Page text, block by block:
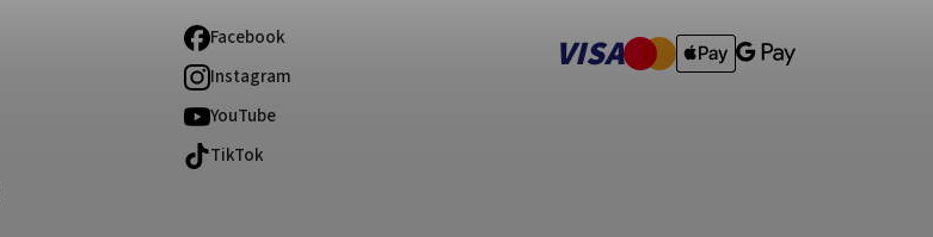
Facebook
Instagram
YouTube
TikTok
VISA